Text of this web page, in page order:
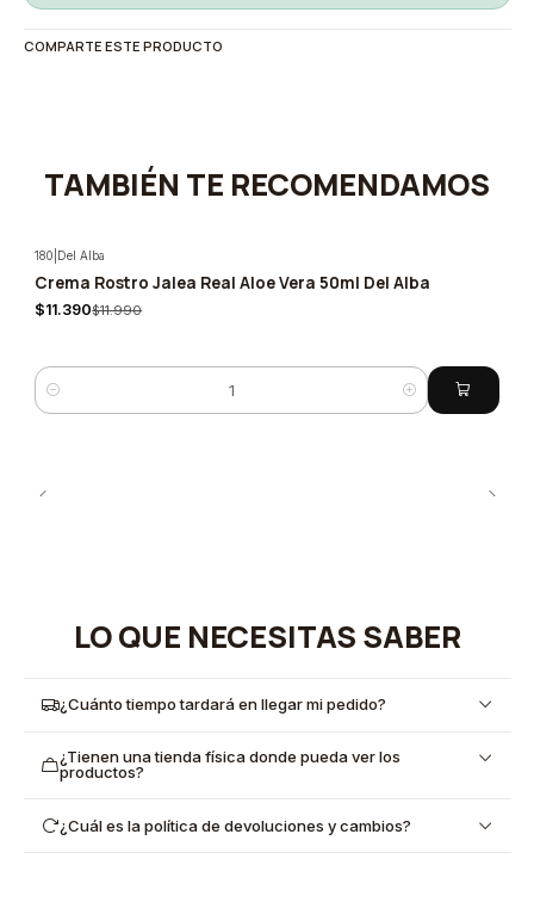
COMPARTE ESTE PRODUCTO
TAMBIÉN TE RECOMENDAMOS
-5%
180 Del Alba
Crema Rostro Jalea Real Aloe Vera 50ml Del Alba
$11.390$11.990
Cantidad
LO QUE NECESITAS SABER
¿Cuánto tiempo tardará en llegar mi pedido?
¿Tienen una tienda física donde pueda ver los
productos?
¿Cuál es la política de devoluciones y cambios?